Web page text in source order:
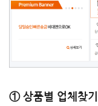
① 상품별 업체찾기